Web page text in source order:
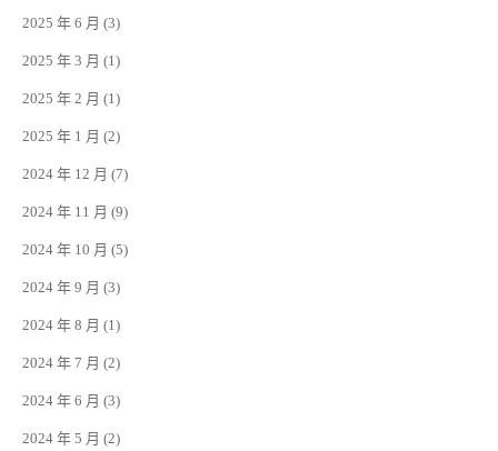
2025 年 6 月 (3)
2025 年 3 月 (1)
2025 年 2 月 (1)
2025 年 1 月 (2)
2024 年 12 月 (7)
2024 年 11 月 (9)
2024 年 10 月 (5)
2024 年 9 月 (3)
2024 年 8 月 (1)
2024 年 7 月 (2)
2024 年 6 月 (3)
2024 年 5 月 (2)